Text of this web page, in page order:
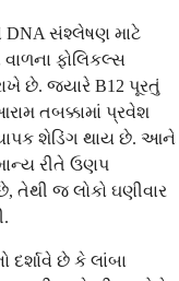
DNA સંશ્લેષણ માટે
ફોલિકલ્સ
છે. જ્યારે B12 પૂરતું
તબક્કામાં પ્રવેશ
શેડિંગ થાય છે. આને
રીતે ઉણપ
તેથી જ લોકો ઘણીવાર
દર્શાવે છે કે લાંબા